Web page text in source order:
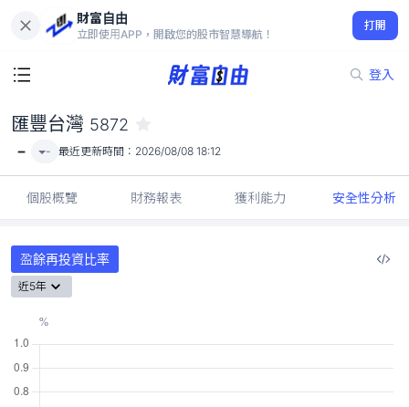
財富自由
立即使用APP，開啟您的股市智慧導航！
打開
登入
-
匯豐台灣 5872
- - 最近更新時間： 2026/08/08 18:12
個股概覽 財務報表 獲利能力 安全性分析
盈餘再投資比率
近5年